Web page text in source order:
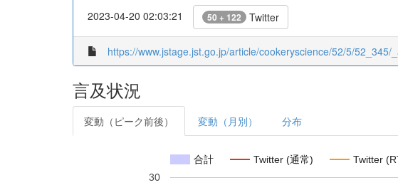
2023-04-20 02:03:21 50 + 122 Twitter
https://www.jstage.jst.go.jp/article/cookeryscience/52/5/52_345/
言及状況
変動（ピーク前後） 変動（月別） 分布
合計 Twitter (通常) Twitter
30